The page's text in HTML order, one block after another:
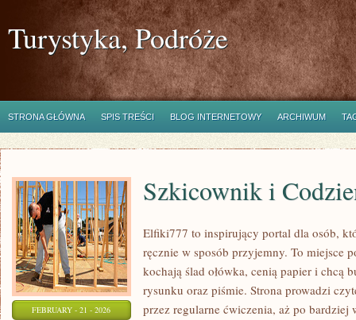
Turystyka, Podróże
STRONA GŁÓWNA SPIS TREŚCI BLOG INTERNETOWY ARCHIWUM
FEBRUARY - 21 - 2026
Szkicownik i
Elfiki777 to inspirujący portal dla osób,
ręcznie w sposób przyjemny. To miejsce
kochają ślad ołówka, cenią papier i chcą
rysunku oraz piśmie. Strona prowadzi
przez regularne ćwiczenia, aż po bardziej